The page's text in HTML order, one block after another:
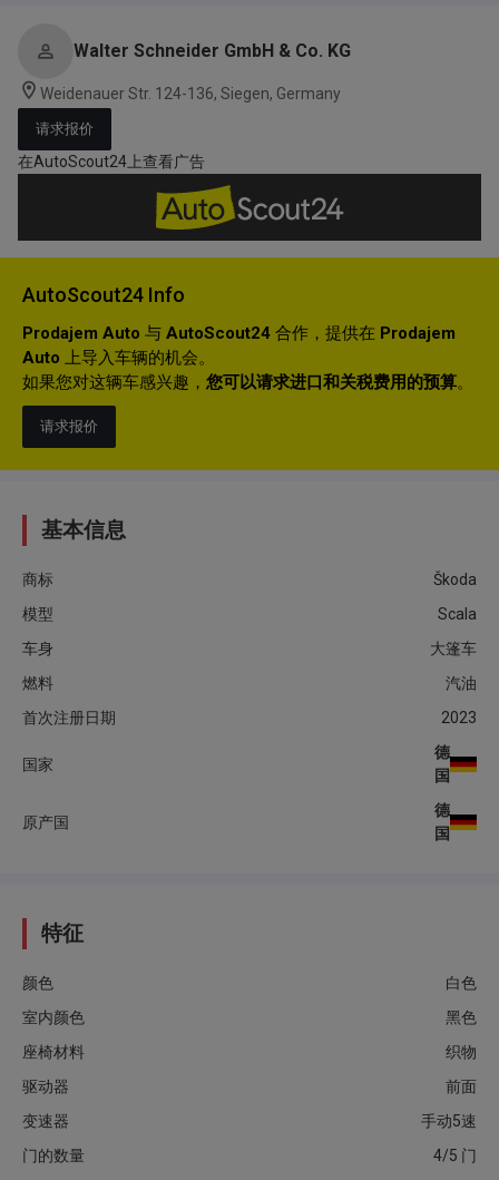
Walter Schneider GmbH & Co. KG
Weidenauer Str. 124-136, Siegen, Germany
请求报价
在AutoScout24上查看广告
AutoScout24 Info
Prodajem Auto 与 AutoScout24 合作，提供在 Prodajem
Auto 上导入车辆的机会。
如果您对这辆车感兴趣， 您可以请求进口和关税费用的预算。
请求报价
基本信息
商标
Škoda
模型
Scala
车身
大篷车
燃料
汽油
首次注册日期
2023
国家
德
国
原产国
德
国
特征
颜色
白色
室内颜色
黑色
座椅材料
织物
驱动器
前面
变速器
手动5速
门的数量
4/5 门